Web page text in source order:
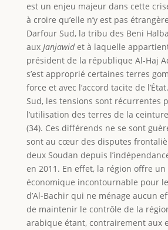
est un enjeu majeur dans cette
à croire qu’elle n’y est pas
Darfour Sud, la tribu des Beni
aux Janjawidet à laquelle
président de la république Al-Haj
s’est approprié certaines terres
force et avec l’accord tacite de
Sud, les tensions sont récurrentes
l’utilisation des terres de la
(34). Ces différends ne se sont
sont au cœur des disputes
deux Soudan depuis
en 2011. En effet, la région offre
économique incontournable pour
d’Al-Bachir qui ne ménage aucun
de maintenir le contrôle de la
arabique étant, contrairement aux